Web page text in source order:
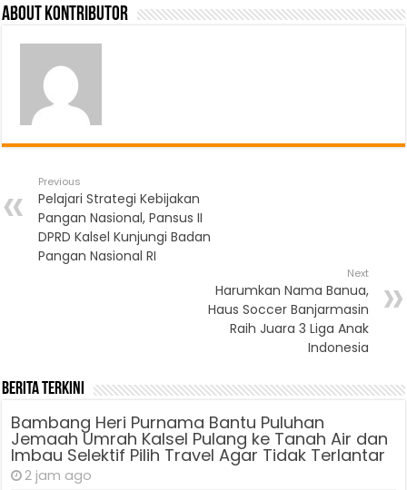
About Kontributor
Previous
Pelajari Strategi Kebijakan
Pangan Nasional, Pansus II
DPRD Kalsel Kunjungi Badan
Pangan Nasional RI
Next
Harumkan Nama Banua,
Haus Soccer Banjarmasin
Raih Juara 3 Liga Anak
Indonesia
Berita Terkini
Bambang Heri Purnama Bantu Puluhan
Jemaah Umrah Kalsel Pulang ke Tanah Air dan
Imbau Selektif Pilih Travel Agar Tidak Terlantar
2 jam ago